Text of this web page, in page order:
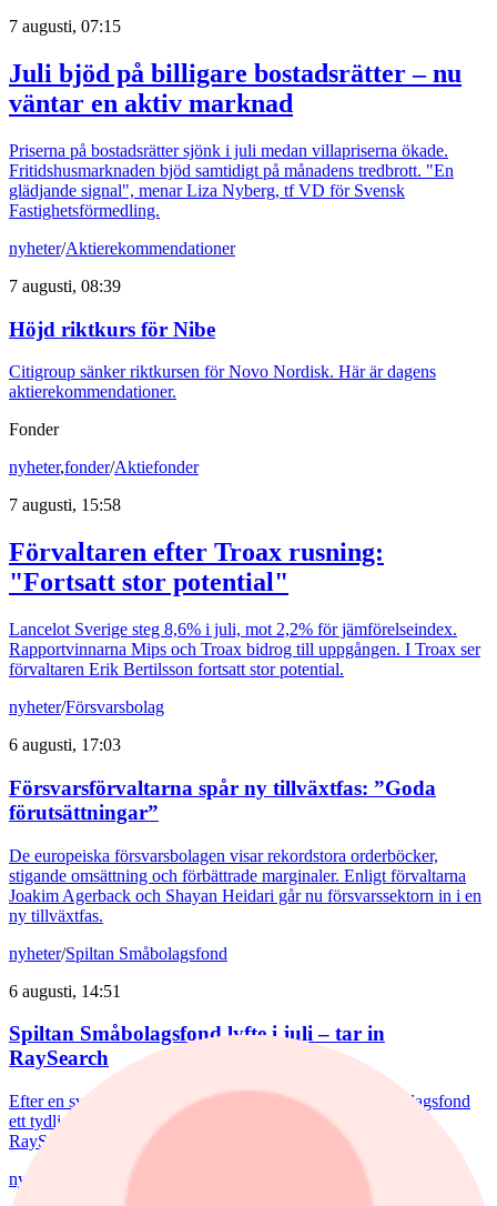
7 augusti, 07:15
Juli bjöd på billigare bostadsrätter – nu
väntar en aktiv marknad
Priserna på bostadsrätter sjönk i juli medan villapriserna ökade.
Fritidshusmarknaden bjöd samtidigt på månadens tredbrott. "En
glädjande signal", menar Liza Nyberg, tf VD för Svensk
Fastighetsförmedling.
nyheter/Aktierekommendationer
7 augusti, 08:39
Höjd riktkurs för Nibe
Citigroup sänker riktkursen för Novo Nordisk. Här är dagens
aktierekommendationer.
Fonder
nyheter,fonder/Aktiefonder
7 augusti, 15:58
Förvaltaren efter Troax rusning:
"Fortsatt stor potential"
Lancelot Sverige steg 8,6% i juli, mot 2,2% för jämförelseindex.
Rapportvinnarna Mips och Troax bidrog till uppgången. I Troax ser
förvaltaren Erik Bertilsson fortsatt stor potential.
nyheter/Försvarsbolag
6 augusti, 17:03
Försvarsförvaltarna spår ny tillväxtfas: ”Goda
förutsättningar”
De europeiska försvarsbolagen visar rekordstora orderböcker,
stigande omsättning och förbättrade marginaler. Enligt förvaltarna
Joakim Agerback och Shayan Heidari går nu försvarssektorn in i en
ny tillväxtfas.
nyheter/Spiltan Småbolagsfond
6 augusti, 14:51
Spiltan Småbolagsfond lyfte i juli – tar in
RaySearch
Efter en svagare utveckling hittills i år fick Spiltan Småbolagsfond
ett tydligt lyft i juli. Mips bidrog mest till uppgången, medan
RaySearch Laboratories är ett nytt innehav i fonden.
nyheter
Aktiefonder